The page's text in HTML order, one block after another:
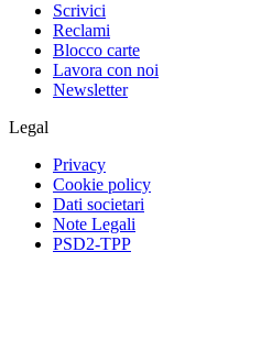
Scrivici
Reclami
Blocco carte
Lavora con noi
Newsletter
Legal
Privacy
Cookie policy
Dati societari
Note Legali
PSD2-TPP